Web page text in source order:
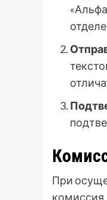
При